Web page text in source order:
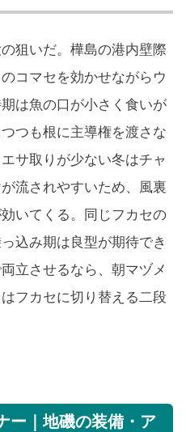
狙いだ。樺島の港内壁際
コマセを効かせながらウ
は魚の口が小さく食いが
つも根に主導権を渡さな
サ取りが少ない冬はチャ
流されやすいため、風裏
いてくる。同じフカセの
込み期は良型が期待でき
立させるなら、朝マヅメ
フカセに切り替える二段
ー｜地磯の装備・ア